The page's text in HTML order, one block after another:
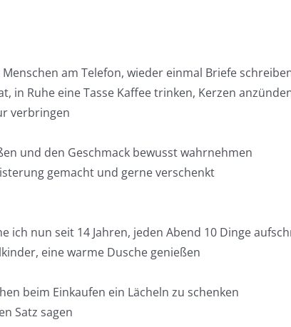
am Telefon, wieder einmal Briefe
in Ruhe eine Tasse Kaffee trinken, Kerzen
verbringen
und den Geschmack bewusst wahrnehmen
gemacht und gerne verschenkt
ich nun seit 14 Jahren, jeden Abend 10 Dinge
eine warme Dusche genießen
beim Einkaufen ein Lächeln zu schenken
Satz sagen